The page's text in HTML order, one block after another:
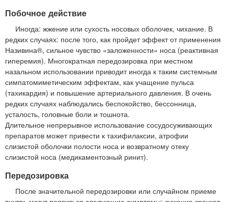
Побочное действие
Иногда: жжение или сухость носовых оболочек, чихание. В
редких случаях: после того, как пройдет эффект от применения
Називина®, сильное чувство «заложенности» носа (реактивная
гиперемия). Многократная передозировка при местном
назальном использовании приводит иногда к таким системным
симпатомиметическим эффектам, как учащение пульса
(тахикардия) и повышение артериального давления. В очень
редких случаях наблюдались беспокойство, бессонница,
усталость, головные боли и тошнота.
Длительное непрерывное использование сосудосуживающих
препаратов может привести к тахифилаксии, атрофии
слизистой оболочки полости носа и возвратному отеку
слизистой носа (медикаментозный ринит).
Передозировка
После значительной передозировки или случайном приеме